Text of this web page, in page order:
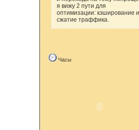
я вижу 2 пути для
оптимизации: кэширование и
сжатие траффика.
Часы